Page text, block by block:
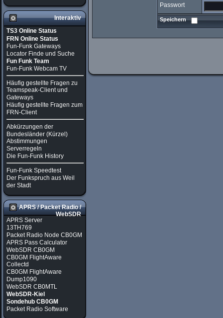
Interaktiv
TS3 Online Status
FRN Online Status
Fun-Funk Gateways
Locator Finde und Suche
Fun Funk Team
Fun-Funk Webcam TV
Häufig gestellte Fragen zu
Teamspeak-Client und
Gateways
Häufig gestellte Fragen zum
FRN-Client
Abkürzungen der
Bundesländer (Kürzel)
Abstimmungen
Serverregeln
Die Fun-Funk History
Fun-Funk Speedtest
Der Funkspruch aus Weil
der Stadt
APRS / Packet Radio /
WebSDR
APRS Server
13TH769
Packet Radio Node CB0GM
APRS Pass Calculator
WebSDR CB0GM
CB0GM FlightAware
Collectd
CB0GM FlightAware
Dump1090
WebSDR CB0MTL
WebSDR-Kiel
Sondehub CB0GM
Packet Radio Software
Passwort
Speichern